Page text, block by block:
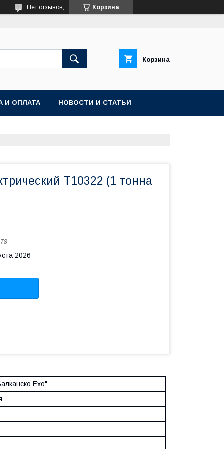
Корзина
Нет отзывов,
Корзина
И ОПЛАТА НОВОСТИ И СТАТЬИ
Т10322 (1 тонна
2026
Ехо"